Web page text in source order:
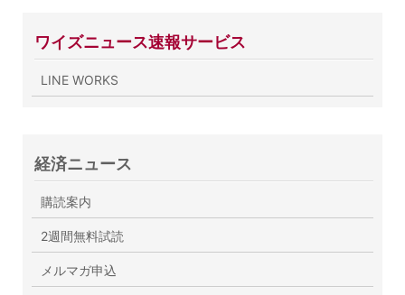
ワイズニュース速報サービス
LINE WORKS
経済ニュース
購読案内
2週間無料試読
メルマガ申込